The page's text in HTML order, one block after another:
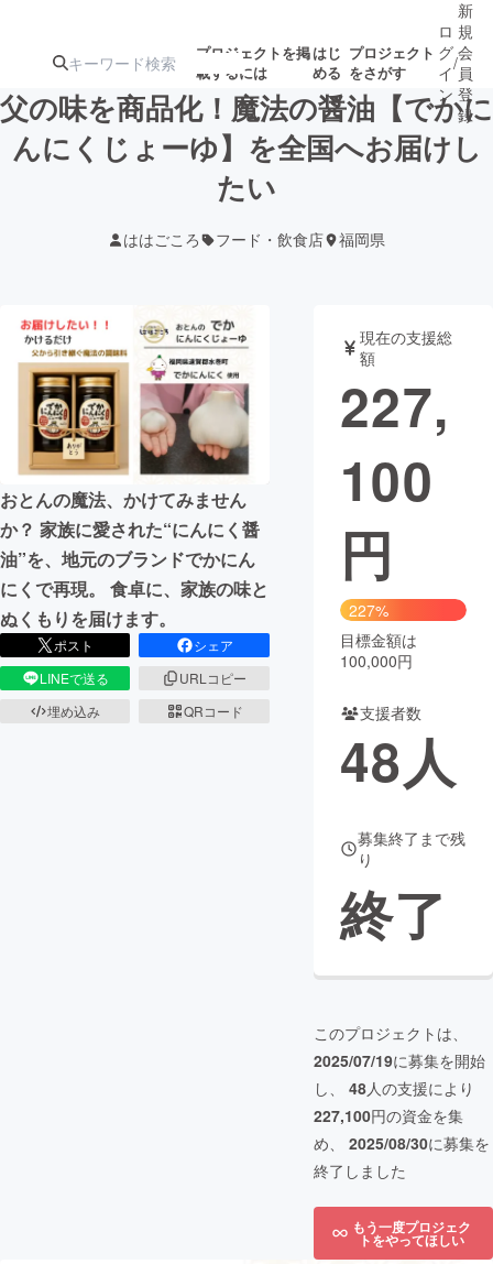
プロジェクトを掲
載するには
はじ
める
プロジェクト
をさがす
注目の新着プロ募集終了が近いプ
テクノロジー・ガジェット
映像・映画 書籍・雑誌
ビジネス・起業 チャレンジ
まちづくり・地域活性化
CAMPFIRE for Social Good
CAMPFIRE Creation
CAMPFIREふるさと納税machi-ya コミュニティ
ロ
グ
イ
ン
/
新
規
会
員
登
録
父の味を商品化！魔法の醤油【でかに
んにくじょーゆ】を全国へお届けし
たい
ははごころ フード・飲食店 福岡県
おとんの魔法、かけてみません
か？ 家族に愛された“にんにく醤
油”を、地元のブランドでかにん
にくで再現。 食卓に、家族の味と
ぬくもりを届けます。
ポスト
シェア
LINEで送る
URLコピー
埋め込み
QRコード
現在の支援総
額
227,
100
円
227%
目標金額は
100,000円
支援者数
48人
募集終了まで残
り
終了
このプロジェクトは、
2025/07/19に募集を開始
し、 48人の支援により
227,100円の資金を集
め、 2025/08/30に募集を
終了しました
もう一度プロジェク
トをやってほしい